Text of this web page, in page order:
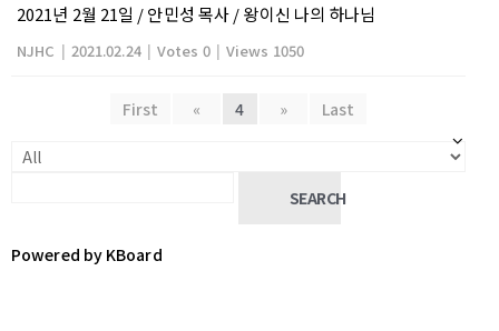
2021년 2월 21일 / 안민성 목사 / 왕이신 나의 하나님
NJHC | 2021.02.24 | Votes 0 | Views 1050
First « 4 » Last
SEARCH
Powered by KBoard